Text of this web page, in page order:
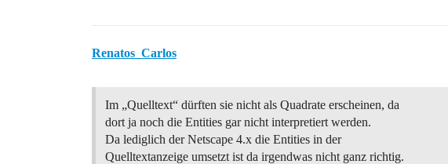
Renatos_Carlos
Im „Quelltext“ dürften sie nicht als Quadrate erscheinen, da
dort ja noch die Entities gar nicht interpretiert werden.
Da lediglich der Netscape 4.x die Entities in der
Quelltextanzeige umsetzt ist da irgendwas nicht ganz richtig.